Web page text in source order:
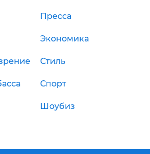
Пресса
Экономика
Стиль
Спорт
Шоубиз